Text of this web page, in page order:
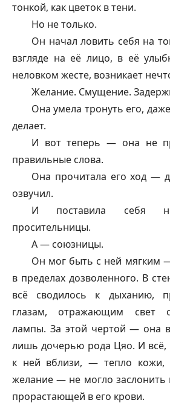
тонкой, как цветок в тени.
Но не только.
Он начал ловить себя на
взгляде на её лицо, в её
неловком жесте, возникает
Желание. Смущение.
Она умела тронуть его,
делает.
И вот теперь — она не
правильные слова.
Она прочитала его ход —
озвучил.
И поставила себя
просительницы.
А — союзницы.
Он мог быть с ней мягким
в пределах дозволенного. В
всё сводилось к дыханию,
глазам, отражающим свет
лампы. За этой чертой — она
лишь дочерью рода Цяо. И всё,
к ней вблизи, — тепло кожи,
желание — не могло заслонить
прорастающей в его крови.